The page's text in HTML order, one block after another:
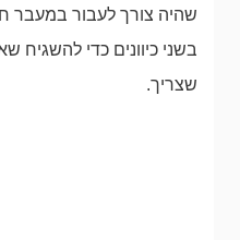
שהיה צורך לעבור במעבר
בשני כיוונים כדי להשגיח
שצריך.